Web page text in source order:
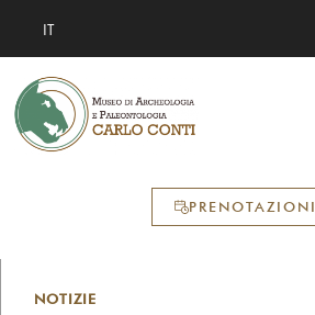
IT
PRENOTAZIONI
NOTIZIE